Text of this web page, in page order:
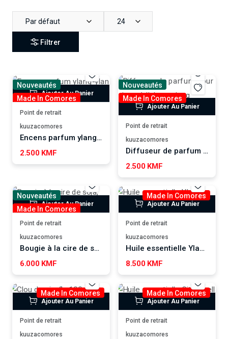
Par défaut 24
Filtrer
Nouveautés
Made In Comores
Ajouter Au Panier
Point de retrait
kuuzacomores
Encens parfum ylang-ylang WUTAMU
2.500 KMF
Nouveautés
Made In Comores
Ajouter Au Panier
Point de retrait
kuuzacomores
Diffuseur de parfum pour voiture à l'ylang-ylang WUTAMU
2.500 KMF
Nouveautés
Made In Comores
Ajouter Au Panier
Point de retrait
kuuzacomores
Bougie à la cire de soja, ylang-ylang WUTAMU
6.000 KMF
Made In Comores
Ajouter Au Panier
Point de retrait
kuuzacomores
Huile essentielle Ylang-Ylang SALSABIL ART
8.500 KMF
Made In Comores
Ajouter Au Panier
Point de retrait
kuuzacomores
Made In Comores
Ajouter Au Panier
Point de retrait
kuuzacomores